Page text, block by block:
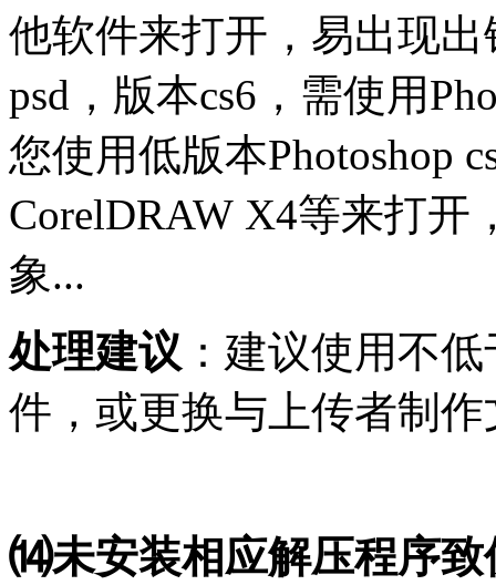
他软件来打开，易出现
psd，版本cs6，需使用
您使用低版本Photoshop
CorelDRAW X4等来打
象...
处理建议 ：建议使用不
件，或更换与上传者制
⒁未安装相应解压程序致